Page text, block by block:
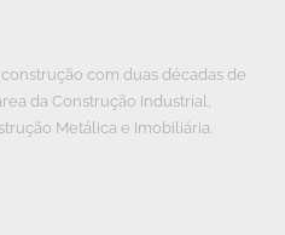
com duas décadas de
da Construção Industrial,
Metálica e Imobiliária.